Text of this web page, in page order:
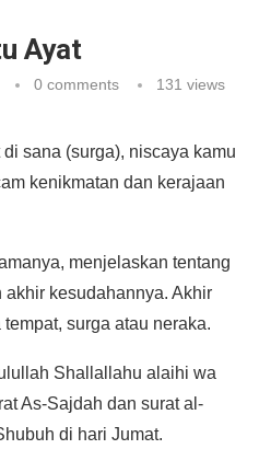
Ayat
0 comments 131 views
sana (surga), niscaya kamu
kenikmatan dan kerajaan
menjelaskan tentang
kesudahannya. Akhir
surga atau neraka.
Shallallahu alaihi wa
As-Sajdah dan surat al-
di hari Jumat.